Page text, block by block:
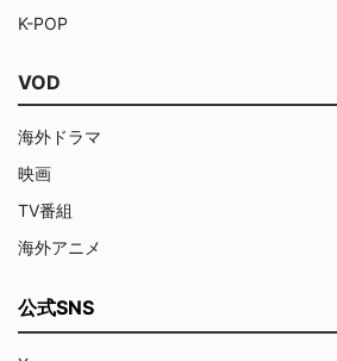
K-POP
VOD
海外ドラマ
映画
TV番組
海外アニメ
公式SNS